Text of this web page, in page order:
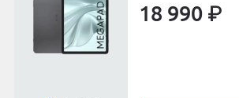
18 990 ₽